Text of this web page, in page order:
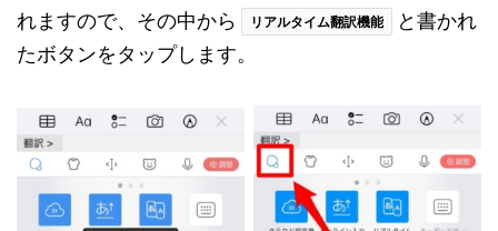
れますので、その中から
リアルタイム翻訳機能
と書かれ
たボタンをタップします。